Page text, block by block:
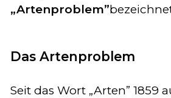
„Artenproblem”
Das Artenproblem
Seit das Wort „Arten” 1859